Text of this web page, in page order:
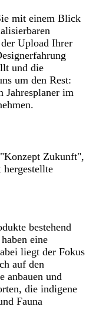
mit einem Blick
Upload Ihrer
und die
um den Rest:
Jahresplaner im
Zukunft",
hergestellte
bestehend
eine
liegt der Fokus
auf den
anbauen und
die indigene
Fauna